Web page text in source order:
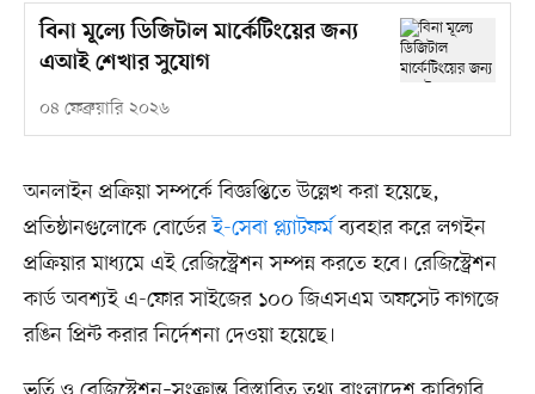
বিনা মূল্যে ডিজিটাল মার্কেটিংয়ের জন্য
এআই শেখার সুযোগ
০৪ ফেব্রুয়ারি ২০২৬
অনলাইন প্রক্রিয়া সম্পর্কে বিজ্ঞপ্তিতে উল্লেখ করা হয়েছে,
প্রতিষ্ঠানগুলোকে বোর্ডেরই-সেবা প্ল্যাটফর্মব্যবহার করে লগইন
প্রক্রিয়ার মাধ্যমে এই রেজিস্ট্রেশন সম্পন্ন করতে হবে। রেজিস্ট্রেশন
কার্ড অবশ্যই এ-ফোর সাইজের ১০০ জিএসএম অফসেট কাগজে
রঙিন প্রিন্ট করার নির্দেশনা দেওয়া হয়েছে।